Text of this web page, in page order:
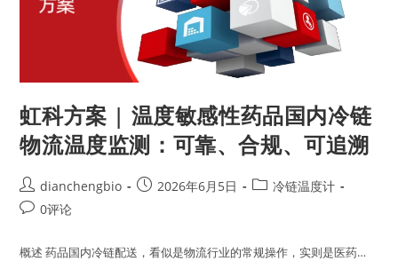
虹科方案 | 温度敏感性药品国内冷链
物流温度监测：可靠、合规、可追溯
dianchengbio 2026年6月5日
冷链温度计
0评论
概述 药品国内冷链配送，看似是物流行业的常规操作，实则是医药…